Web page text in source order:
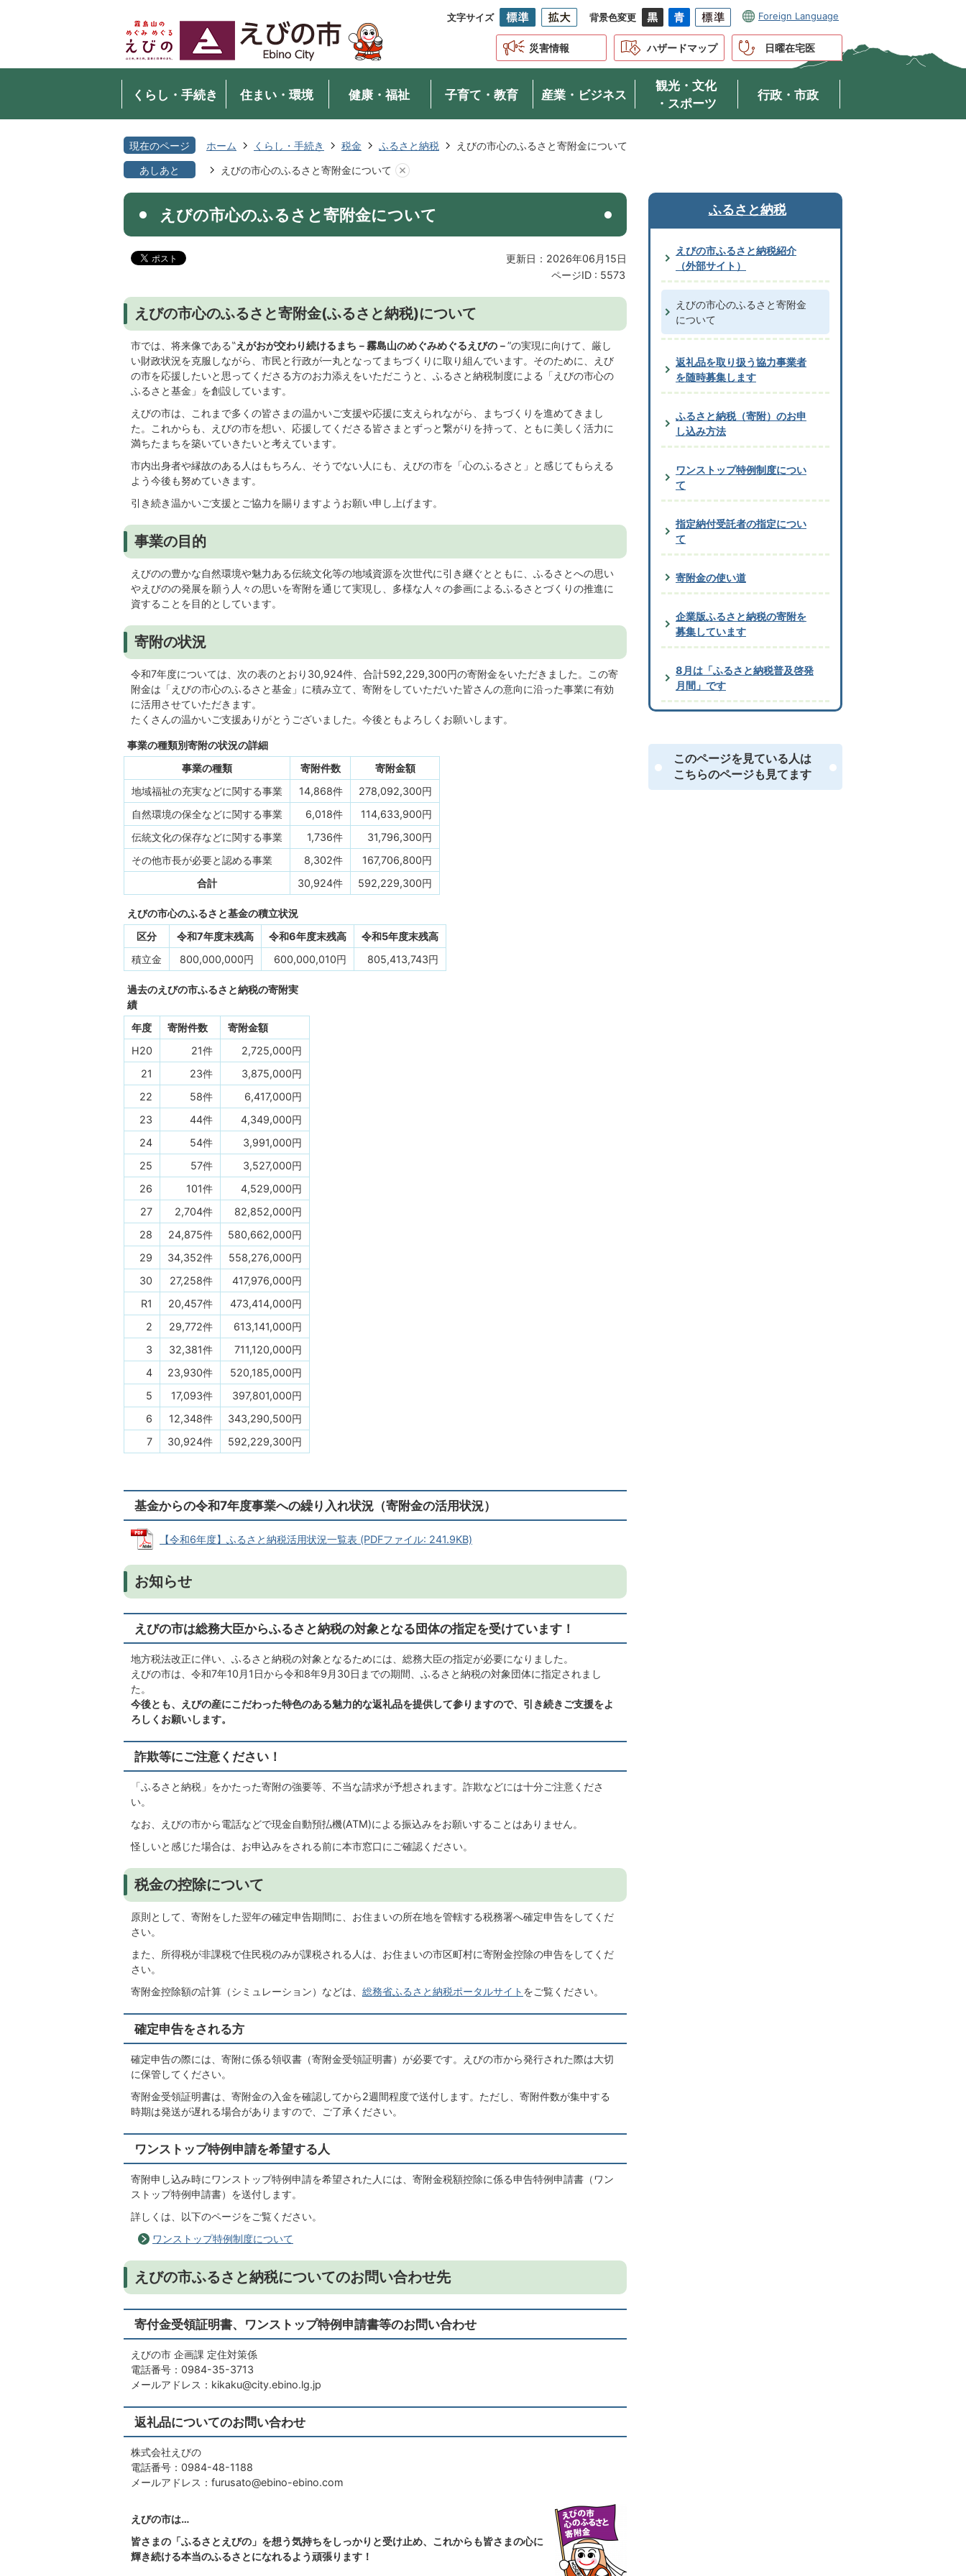
文字サイズ 背景色変更 Foreign Language
災害情報 ハザードマップ 日曜在宅医
くらし・手続き 住まい・環境 健康・福祉 子育て・教育 産業・ビジネス
観光・文化
・スポーツ
行政・市政
現在のページ ホーム くらし・手続き 税金 ふるさと納税
えびの市心のふるさと寄附金について
あしあと
えびの市心のふるさと寄附金について
えびの市心のふるさと寄附金について
更新日：2026年06月15日
ページID : 5573
えびの市心のふるさと寄附金(ふるさと納税)について
市では、将来像である‟えがおが交わり続けるまち－霧島山のめぐみめぐるえびの－”の実現に向けて、厳し
い財政状況を克服しながら、市民と行政が一丸となってまちづくりに取り組んでいます。そのために、えび
の市を応援したいと思ってくださる方のお力添えをいただこうと、ふるさと納税制度による「えびの市心の
ふるさと基金」を創設しています。
えびの市は、これまで多くの皆さまの温かいご支援や応援に支えられながら、まちづくりを進めてきまし
た。これからも、えびの市を想い、応援してくださる皆さまとずっと繋がりを持って、ともに美しく活力に
満ちたまちを築いていきたいと考えています。
市内出身者や縁故のある人はもちろん、そうでない人にも、えびの市を「心のふるさと」と感じてもらえる
よう今後も努めていきます。
引き続き温かいご支援とご協力を賜りますようお願い申し上げます。
事業の目的
えびのの豊かな自然環境や魅力ある伝統文化等の地域資源を次世代に引き継ぐとともに、ふるさとへの思い
やえびのの発展を願う人々の思いを寄附を通じて実現し、多様な人々の参画によるふるさとづくりの推進に
資することを目的としています。
寄附の状況
令和7年度については、次の表のとおり30,924件、合計592,229,300円の寄附金をいただきました。この寄
附金は「えびの市心のふるさと基金」に積み立て、寄附をしていただいた皆さんの意向に沿った事業に有効
に活用させていただきます。
たくさんの温かいご支援ありがとうございました。今後ともよろしくお願いします。
事業の種類別寄附の状況の詳細
事業の種類
寄附件数
寄附金額
地域福祉の充実などに関する事業
14,868件
278,092,300円
自然環境の保全などに関する事業
6,018件
114,633,900円
伝統文化の保存などに関する事業
1,736件
31,796,300円
その他市長が必要と認める事業
8,302件
167,706,800円
合計
30,924件 592,229,300円
えびの市心のふるさと基金の積立状況
区分
令和7年度末残高 令和6年度末残高
令和5年度末残高
積立金
800,000,000円 600,000,010円 805,413,743円
過去のえびの市ふるさと納税の寄附実
績
年度
寄附件数
寄附金額
H20
21件
2,725,000円
21
23件
3,875,000円
22
58件
6,417,000円
23
44件
4,349,000円
24
54件
3,991,000円
25
57件
3,527,000円
26
101件
4,529,000円
27
2,704件
82,852,000円
28
24,875件
580,662,000円
29
34,352件
558,276,000円
30
27,258件
417,976,000円
R1
20,457件
473,414,000円
2
29,772件
613,141,000円
3
32,381件
711,120,000円
4
23,930件
520,185,000円
5
17,093件
397,801,000円
6
12,348件
343,290,500円
7
30,924件 592,229,300円
基金からの令和7年度事業への繰り入れ状況（寄附金の活用状況）
【令和6年度】ふるさと納税活用状況一覧表 (PDFファイル: 241.9KB)
お知らせ
えびの市は総務大臣からふるさと納税の対象となる団体の指定を受けています！
地方税法改正に伴い、ふるさと納税の対象となるためには、総務大臣の指定が必要になりました。
えびの市は、令和7年10月1日から令和8年9月30日までの期間、ふるさと納税の対象団体に指定されまし
た。
今後とも、えびの産にこだわった特色のある魅力的な返礼品を提供して参りますので、引き続きご支援をよ
ろしくお願いします。
詐欺等にご注意ください！
「ふるさと納税」をかたった寄附の強要等、不当な請求が予想されます。詐欺などには十分ご注意くださ
い。
なお、えびの市から電話などで現金自動預払機(ATM)による振込みをお願いすることはありません。
怪しいと感じた場合は、お申込みをされる前に本市窓口にご確認ください。
税金の控除について
原則として、寄附をした翌年の確定申告期間に、お住まいの所在地を管轄する税務署へ確定申告をしてくだ
さい。
また、所得税が非課税で住民税のみが課税される人は、お住まいの市区町村に寄附金控除の申告をしてくだ
さい。
寄附金控除額の計算（シミュレーション）などは、 総務省ふるさと納税ポータルサイト をご覧ください。
確定申告をされる方
確定申告の際には、寄附に係る領収書（寄附金受領証明書）が必要です。えびの市から発行された際は大切
に保管してください。
寄附金受領証明書は、寄附金の入金を確認してから2週間程度で送付します。ただし、寄附件数が集中する
時期は発送が遅れる場合がありますので、ご了承ください。
ワンストップ特例申請を希望する人
寄附申し込み時にワンストップ特例申請を希望された人には、寄附金税額控除に係る申告特例申請書（ワン
ストップ特例申請書）を送付します。
詳しくは、以下のページをご覧ください。
ワンストップ特例制度について
えびの市ふるさと納税についてのお問い合わせ先
寄付金受領証明書、ワンストップ特例申請書等のお問い合わせ
えびの市 企画課 定住対策係
電話番号：0984-35-3713
メールアドレス： kikaku@city.ebino.lg.jp
返礼品についてのお問い合わせ
株式会社えびの
電話番号：0984-48-1188
メールアドレス： furusato@ebino-ebino.com
えびの市は…
皆さまの「ふるさとえびの」を想う気持ちをしっかりと受け止め、これからも皆さまの心に
輝き続ける本当のふるさとになれるよう頑張ります！
ふるさと納税
えびの市ふるさと納税紹介
（外部サイト）
えびの市心のふるさと寄附金
について
返礼品を取り扱う協力事業者
を随時募集します
ふるさと納税（寄附）のお申
し込み方法
ワンストップ特例制度につい
て
指定納付受託者の指定につい
て
寄附金の使い道
企業版ふるさと納税の寄附を
募集しています
8月は「ふるさと納税普及啓発
月間」です
このページを見ている人は
こちらのページも見てます